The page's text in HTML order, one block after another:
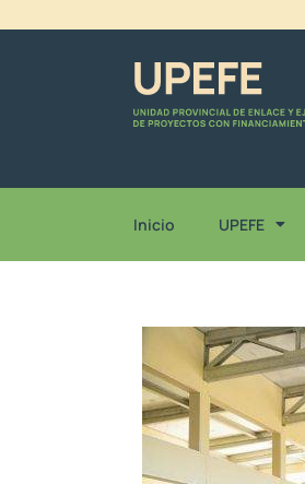
Inicio UPEFE